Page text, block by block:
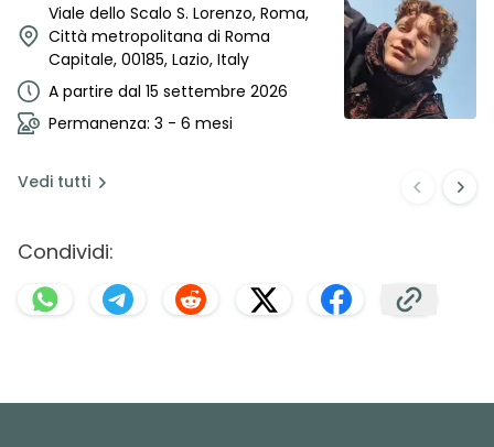
Viale dello Scalo S. Lorenzo, Roma,
Città metropolitana di Roma
Capitale, 00185, Lazio, Italy
A partire dal 15 settembre 2026
Permanenza: 3 - 6 mesi
Vedi tutti
Condividi: